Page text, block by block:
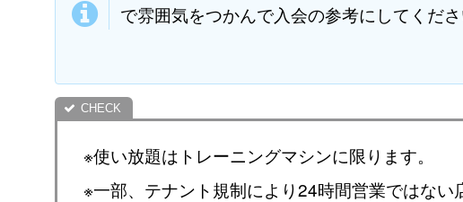
で雰囲気をつかんで入会の参考にしてくださ
※使い放題はトレーニングマシンに限ります。
※一部、テナント規制により24時間営業ではない